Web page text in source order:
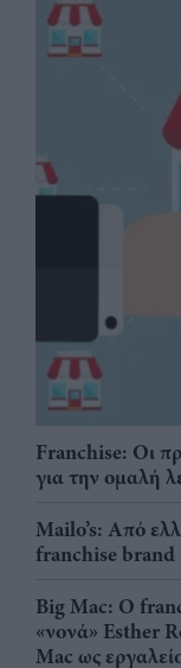
Franchise: Οι
για την ομαλή
Mailo’s: Από
franchise brand
Big Mac: Ο
«νονά» Esther
Mac ως